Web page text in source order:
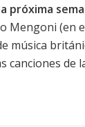
próxima
Mengoni (en
música
canciones de